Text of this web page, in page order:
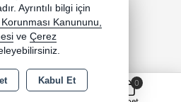
0
Ayrıntılı bilgi için
Kanununu,
ve Çerez
Kabul Et